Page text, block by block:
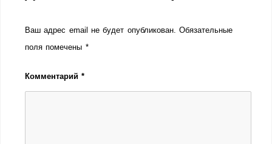
Ваш адрес email не будет опубликован. Обязательные
поля помечены *
Комментарий*